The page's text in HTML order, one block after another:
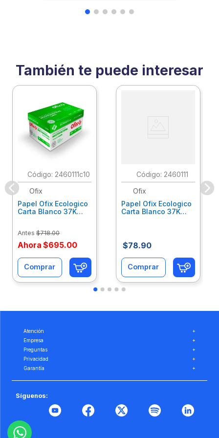
También te puede interesar
: 2460111c10
Ofix
Papel Ofix Ecologico
Carta Blanco 37K
Antes $718.00
Ahora $695.00
Comprar
: 2460111
Ofix
Papel Ofix Ecologico
Carta Blanco 37K
$78.90
Comprar
Atención
+
Empresa
+
Preguntas
+
Privacidad
+
Garantía
+
Síguenos: